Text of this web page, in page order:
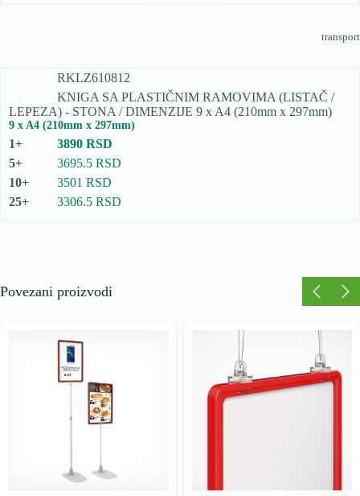
transport
RKLZ610812
KNIGA SA PLASTIČNIM RAMOVIMA (LISTAČ /
LEPEZA) - STONA / DIMENZIJE 9 x A4 (210mm x 297mm)
9 x A4 (210mm x 297mm)
3890 RSD
3695.5 RSD
3501 RSD
3306.5 RSD
Povezani proizvodi